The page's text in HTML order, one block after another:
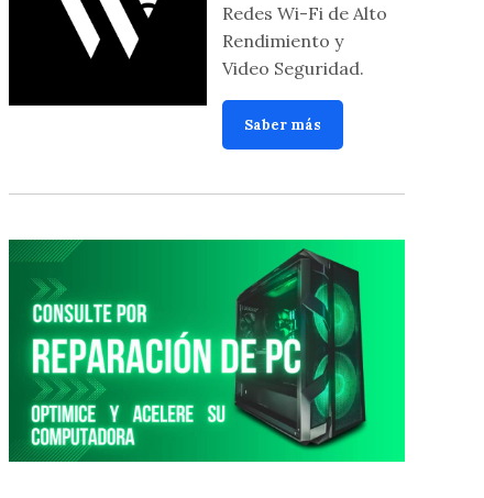
Redes Wi-Fi de Alto
Rendimiento y
Video Seguridad.
Saber más